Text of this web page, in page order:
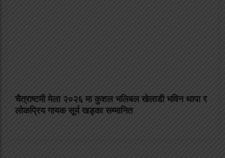
चैत्राष्टमी मेला २०२६ मा कुशल भलिबल खेलाडी भविन थापा र
लोकप्रिय गायक सूर्य खड्का सम्मानित